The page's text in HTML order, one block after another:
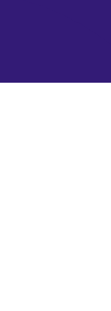
©Janita Sassen